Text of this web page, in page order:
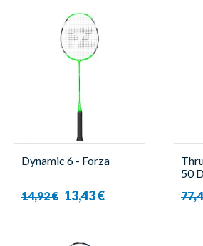
Dynamic 6 - Forza
14,92 € 13,43 €
50